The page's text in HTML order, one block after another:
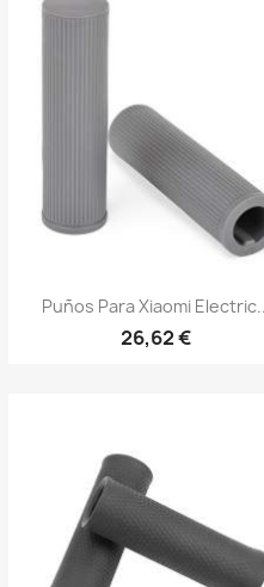
Vista rápida
Puños Para Xiaomi
26,62 €